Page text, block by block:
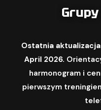
Ostatnia
April 2026.
harmonogram i
pierwszym